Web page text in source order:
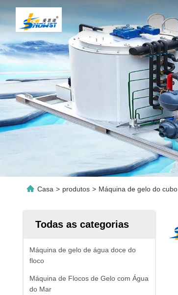
Casa > produtos > Máquina de gelo do cubo
Todas as categorias
Máquina de gelo de água doce do
floco
Máquina de Flocos de Gelo com Água
do Mar